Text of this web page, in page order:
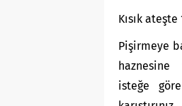
Kısık
Pişirmeye
haznesine
isteğe